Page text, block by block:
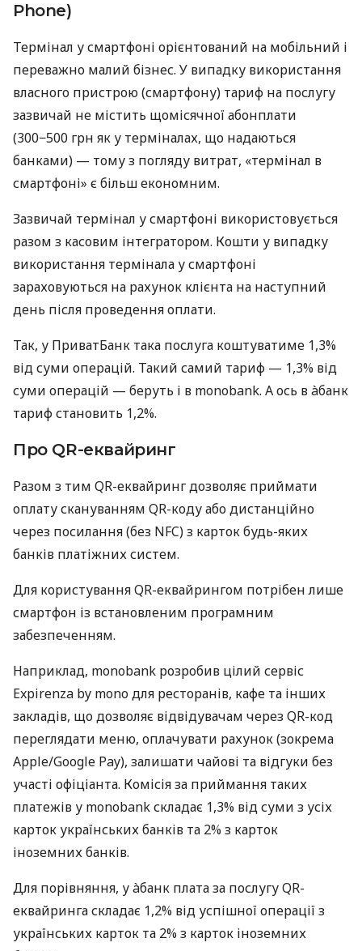
Phone)
Термінал у смартфоні орієнтований на мобільний і
переважно малий бізнес. У випадку використання
власного пристрою (смартфону) тариф на послугу
зазвичай не містить щомісячної абонплати
(300−500 грн як у терміналах, що надаються
банками) — тому з погляду витрат, «термінал в
смартфоні» є більш економним.
Зазвичай термінал у смартфоні використовується
разом з касовим інтегратором. Кошти у випадку
використання термінала у смартфоні
зараховуються на рахунок клієнта на наступний
день після проведення оплати.
Так, у ПриватБанк така послуга коштуватиме 1,3%
від суми операцій. Такий самий тариф — 1,3% від
суми операцій — беруть і в monobank. А ось в àбанк
тариф становить 1,2%.
Про QR-еквайринг
Разом з тим QR-еквайринг дозволяє приймати
оплату скануванням QR-коду або дистанційно
через посилання (без NFC) з карток будь-яких
банків платіжних систем.
Для користування QR-еквайрингом потрібен лише
смартфон із встановленим програмним
забезпеченням.
Наприклад, monobank розробив цілий сервіс
Expirenza by mono для ресторанів, кафе та інших
закладів, що дозволяє відвідувачам через QR-код
переглядати меню, оплачувати рахунок (зокрема
Apple/Google Pay), залишати чайові та відгуки без
участі офіціанта. Комісія за приймання таких
платежів у monobank складає 1,3% від суми з усіх
карток українських банків та 2% з карток
іноземних банків.
Для порівняння, у àбанк плата за послугу QR-
еквайринга складає 1,2% від успішної операції з
українських карток та 2% з карток іноземних